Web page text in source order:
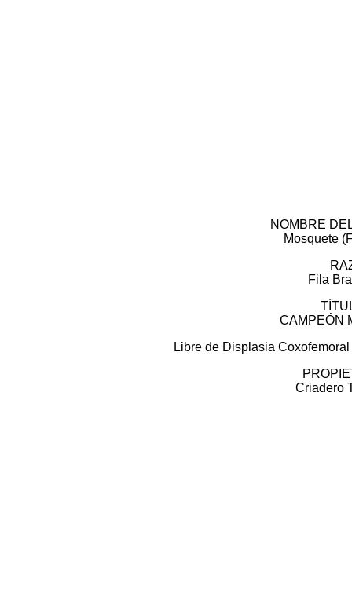
NOMBRE
Mosquete
Fila
CAMPEÓN
Libre de Displasia
Criadero